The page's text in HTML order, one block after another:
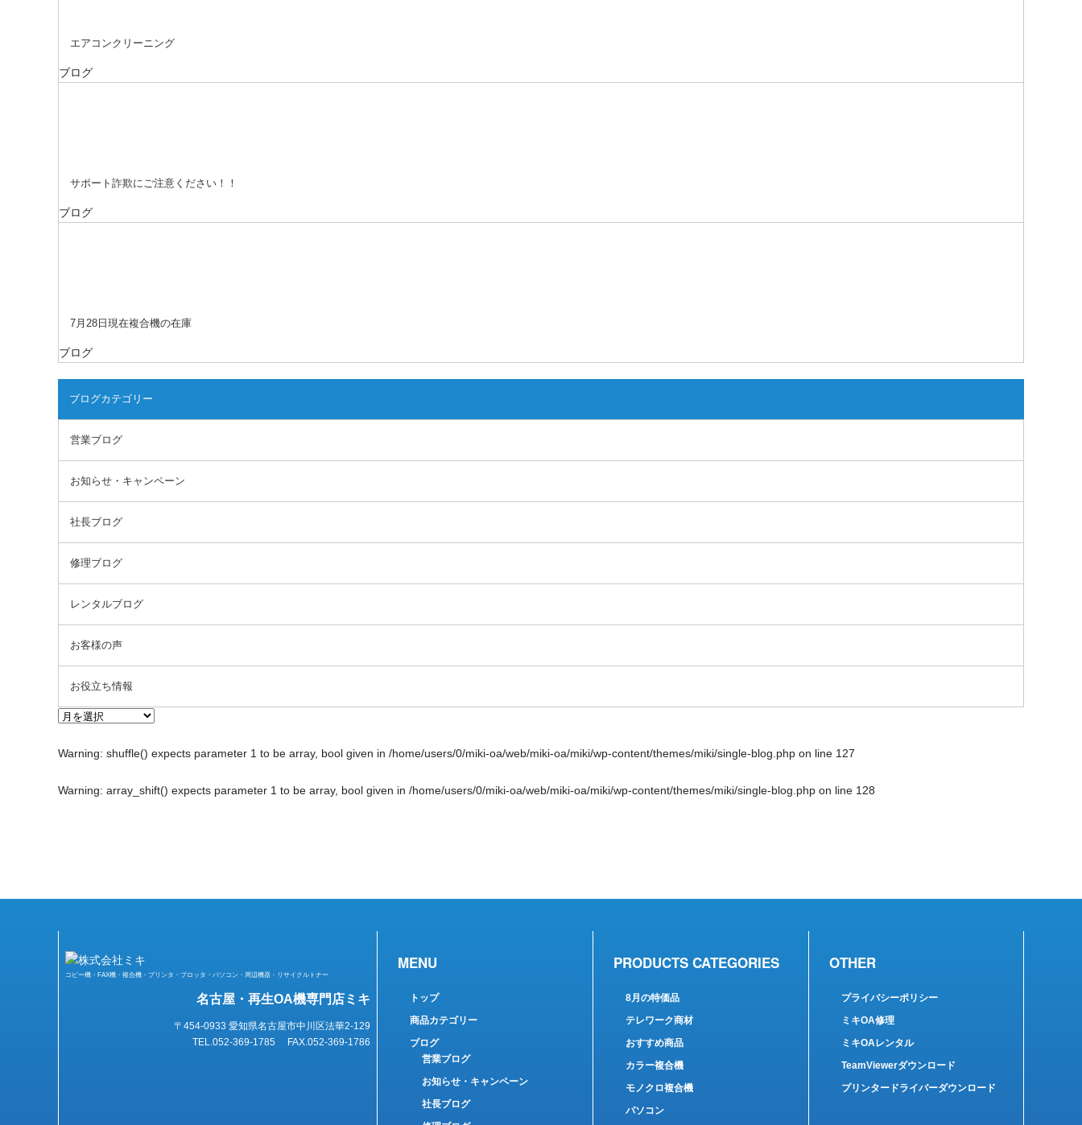
エアコンクリーニング
ブログ
サポート詐欺にご注意ください！！
ブログ
7月28日現在複合機の在庫
ブログ
ブログカテゴリー
営業ブログ
お知らせ・キャンペーン
社長ブログ
修理ブログ
レンタルブログ
お客様の声
お役立ち情報
Warning: shuffle() expects parameter 1 to be array, bool given in /home/users/0/miki-oa/web/miki-oa/miki/wp-content/themes/miki/single-blog.php on line 127
Warning: array_shift() expects parameter 1 to be array, bool given in /home/users/0/miki-oa/web/miki-oa/miki/wp-content/themes/miki/single-blog.php on line 128
コピー機・FAX機・複合機・プリンタ・プロッタ・パソコン・周辺機器・リサイクルトナー
名古屋・再生OA機専門店ミキ
〒454-0933 愛知県名古屋市中川区法華2-129
TEL.052-369-1785 FAX.052-369-1786
MENU
トップ
商品カテゴリー
ブログ
営業ブログ
お知らせ・キャンペーン
社長ブログ
PRODUCTS CATEGORIES
8月の特価品
テレワーク商材
おすすめ商品
カラー複合機
モノクロ複合機
パソコン
OTHER
プライバシーポリシー
ミキOA修理
ミキOAレンタル
TeamViewerダウンロード
プリンタードライバーダウンロード